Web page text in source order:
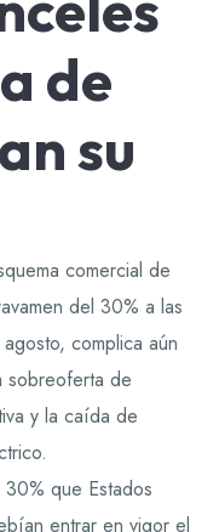
de
su
comercial de
del 30% a las
complica aún
sobreoferta de
y la caída de
que Estados
entrar en vigor el